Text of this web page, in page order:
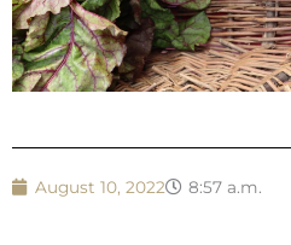
August 10, 2022 8:57 a.m.